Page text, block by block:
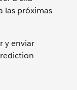
las próximas
y enviar